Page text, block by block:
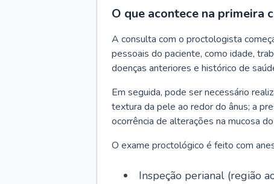
O que acontece na
A consulta com o proctologista
pessoais do paciente, como idade,
doenças anteriores e histórico de
Em seguida, pode ser necessário
textura da pele ao redor do ânus; a
ocorrência de alterações na mucosa
O exame proctológico é feito com
Inspeção perianal (região